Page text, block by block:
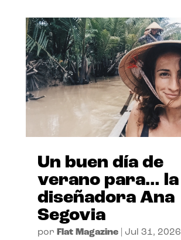
Un buen día de
verano para… la
diseñadora Ana
Segovia
por Flat Magazine| Jul 31, 2026